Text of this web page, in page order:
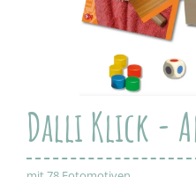
Dalli Klick -